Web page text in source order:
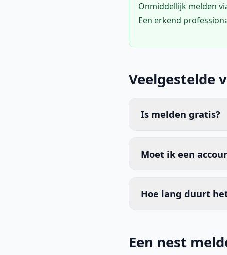
Onmiddellijk melden
Een erkend
Veelgestelde
Is melden gratis?
Moet ik een
Hoe lang duurt
Een nest